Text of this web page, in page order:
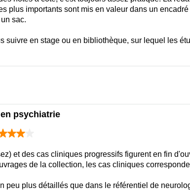
plus importants sont mis en valeur dans un
sac.
suivre en stage ou en bibliothèque, sur lequel les
psychiatrie
et des cas cliniques progressifs figurent en fin
de la collection, les cas cliniques
peu plus détaillés que dans le référentiel de